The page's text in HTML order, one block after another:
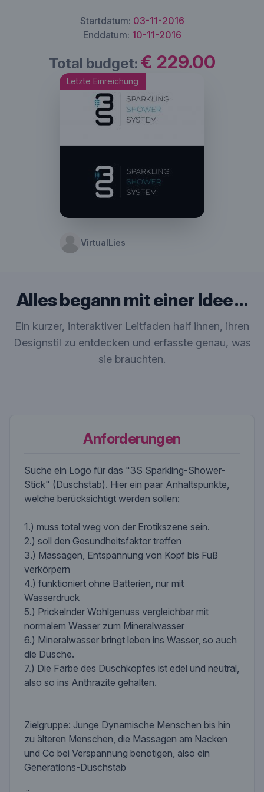
Startdatum: 03-11-2016
Enddatum: 10-11-2016
Total budget: € 229.00
Letzte Einreichung
VirtualLies
Alles begann mit einer Idee …
Ein kurzer, interaktiver Leitfaden half ihnen, ihren
Designstil zu entdecken und erfasste genau, was
sie brauchten.
Anforderungen
Suche ein Logo für das "3S Sparkling-Shower-
Stick" (Duschstab). Hier ein paar Anhaltspunkte,
welche berücksichtigt werden sollen:
1.) muss total weg von der Erotikszene sein.
2.) soll den Gesundheitsfaktor treffen
3.) Massagen, Entspannung von Kopf bis Fuß
verkörpern
4.) funktioniert ohne Batterien, nur mit
Wasserdruck
5.) Prickelnder Wohlgenuss vergleichbar mit
normalem Wasser zum Mineralwasser
6.) Mineralwasser bringt leben ins Wasser, so auch
die Dusche.
7.) Die Farbe des Duschkopfes ist edel und neutral,
also so ins Anthrazite gehalten.
Zielgruppe: Junge Dynamische Menschen bis hin
zu älteren Menschen, die Massagen am Nacken
und Co bei Verspannung benötigen, also ein
Generations-Duschstab